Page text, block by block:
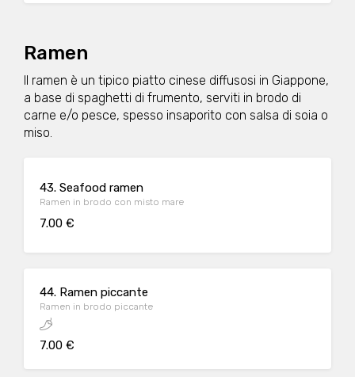
Ramen
Il ramen è un tipico piatto cinese diffusosi in Giappone,
a base di spaghetti di frumento, serviti in brodo di
carne e/o pesce, spesso insaporito con salsa di soia o
miso.
43. Seafood ramen
Ramen in brodo con misto mare
7.00 €
44. Ramen piccante
Ramen in brodo piccante
7.00 €